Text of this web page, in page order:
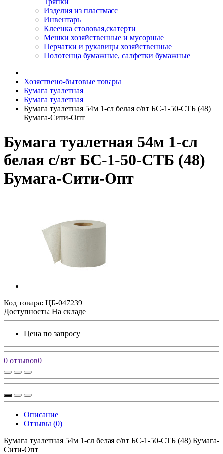
Тряпки
Изделия из пластмасс
Инвентарь
Клеенка столовая,скатерти
Мешки хозяйственные и мусорные
Перчатки и рукавицы хозяйственные
Полотенца бумажные, салфетки бумажные
Хозяствено-бытовые товары
Бумага туалетная
Бумага туалетная
Бумага туалетная 54м 1-сл белая с/вт БС-1-50-СТБ (48)
Бумага-Сити-Опт
Бумага туалетная 54м 1-сл
белая с/вт БС-1-50-СТБ (48)
Бумага-Сити-Опт
Код товара: ЦБ-047239
Доступность: На складе
Цена по запросу
0 отзывов0
Описание
Отзывы (0)
Бумага туалетная 54м 1-сл белая с/вт БС-1-50-СТБ (48) Бумага-
Сити-Опт